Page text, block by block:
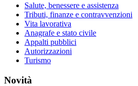
Salute, benessere e assistenza
Tributi, finanze e contravvenzioni
Vita lavorativa
Anagrafe e stato civile
Appalti pubblici
Autorizzazioni
Turismo
Novità